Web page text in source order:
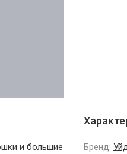
и большие
Бренд: